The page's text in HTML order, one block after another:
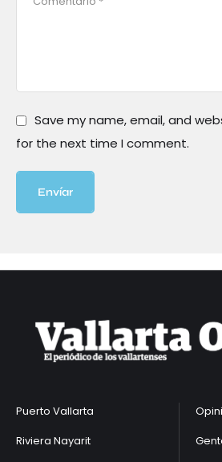
Save my name, email, and
for the next time I comment.
Envíar
Puerto Vallarta
Riviera Nayarit